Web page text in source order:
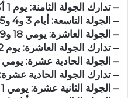
– تدارك الجولة الثامنة: يوم 1 أكتوبر 2025
– الجولة التاسعة: أيام 3 و4 و5 أكتوبر 2025
– الجولة العاشرة: يومي 18 و19 أكتوبر 2025
– تدارك الجولة العاشرة: يوم 22 أكتوبر 2025
– الجولة الحادية عشرة: يومي 25 و26 أكتوبر 2025
– تدارك الجولة الحادية عشرة: يوم 29
– الجولة الثانية عشرة: يومي 1 و2 نوفمبر 2025